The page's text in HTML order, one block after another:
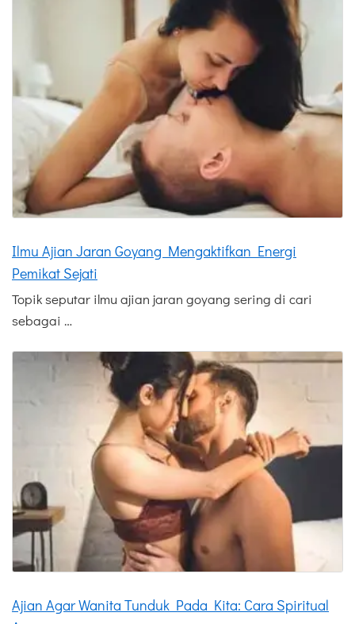
Ilmu Ajian Jaran Goyang Mengaktifkan Energi
Pemikat Sejati
Topik seputar ilmu ajian jaran goyang sering di cari
sebagai …
Ajian Agar Wanita Tunduk Pada Kita: Cara Spiritual